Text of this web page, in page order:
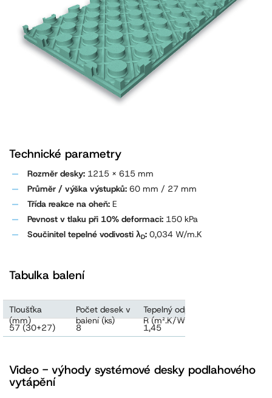
Technické parametry
Rozměr desky: 1215 x 615 mm
Průměr / výška výstupků: 60 mm / 27 mm
Třída reakce na oheň: E
Pevnost v tlaku při 10% deformaci: 150 kPa
Součinitel tepelné vodivosti λD: 0,034 W/m.K
Tabulka balení
Tloušťka
(mm)
Počet desek v
balení (ks)
Tepelný odpor
R (m².K/W)
57 (30+27) 8 1,45
Video - výhody systémové desky podlahového
vytápění